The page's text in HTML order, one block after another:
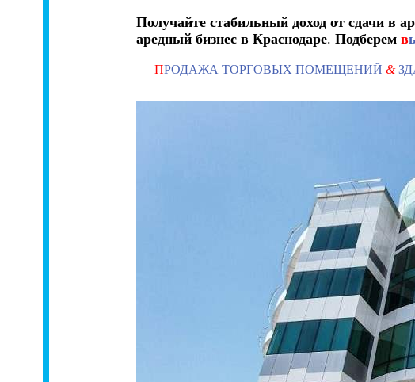
Получайте стабильный доход от сдачи в
аредный бизнес в Краснодаре. Подберем в
ПРОДАЖА ТОРГОВЫХ ПОМЕЩЕНИЙ &